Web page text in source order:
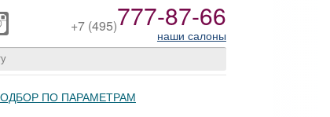
+7 (495)777-87-66
наши салоны
ПО ПАРАМЕТРАМ